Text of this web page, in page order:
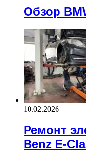
Обзор
10.02.2026
Ремонт
Benz E-